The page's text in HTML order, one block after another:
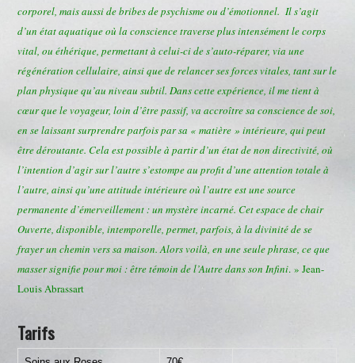
corporel, mais aussi de bribes de psychisme ou d’émotionnel. Il s’agit
d’un état aquatique où la conscience traverse plus intensément le corps
vital, ou éthérique, permettant à celui-ci de s’auto-réparer, via une
régénération cellulaire, ainsi que de relancer ses forces vitales, tant sur le
plan physique qu’au niveau subtil. Dans cette expérience, il me tient à
cœur que le voyageur, loin d’être passif, va accroître sa conscience de soi,
en se laissant surprendre parfois par sa « matière » intérieure, qui peut
être déroutante. Cela est possible à partir d’un état de non directivité, où
l’intention d’agir sur l’autre s’estompe au profit d’une attention totale à
l’autre, ainsi qu’une attitude intérieure où l’autre est une source
permanente d’émerveillement : un mystère incarné. Cet espace de chair
Ouverte, disponible, intemporelle, permet, parfois, à la divinité de se
frayer un chemin vers sa maison. Alors voilà, en une seule phrase, ce que
masser signifie pour moi : être témoin de l’Autre dans son Infini. » Jean-
Louis Abrassart
Tarifs